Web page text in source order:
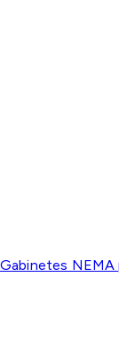
Gabinetes